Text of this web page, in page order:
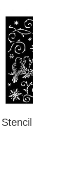
Stencil Pajaritos